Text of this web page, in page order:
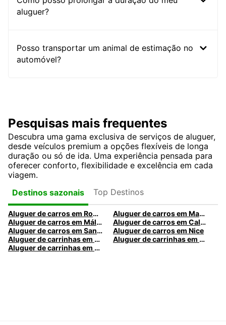
aluguer?
Posso transportar um animal de estimação no
automóvel?
Pesquisas mais frequentes
Descubra uma gama exclusiva de serviços de aluguer,
desde veículos premium a opções flexíveis de longa
duração ou só de ida. Uma experiência pensada para
oferecer conforto, flexibilidade e excelência em cada
viagem.
Destinos sazonais
Top Destinos
Aluguer de carros em Roma
Aluguer de carros em Madrid
Aluguer de carros em Málaga
Aluguer de carros em Caldas da Rainha
Aluguer de carros em Santa Maria da Feira
Aluguer de carros em Nice
Aluguer de carrinhas em Nice
Aluguer de carrinhas em Santa Maria da Feira
Aluguer de carrinhas em Caldas da Rainha